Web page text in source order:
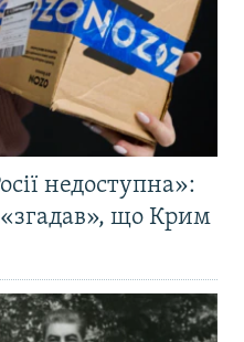
недоступна»:
що Крим